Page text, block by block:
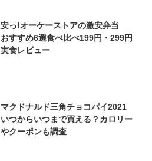
安っ!オーケーストアの激安弁当
おすすめ6選食べ比べ199円・299円
実食レビュー
マクドナルド三角チョコパイ2021
いつからいつまで買える？カロリー
やクーポンも調査